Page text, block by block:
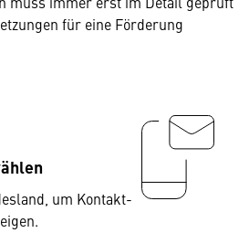
für eine Förderung
um Kontakt-